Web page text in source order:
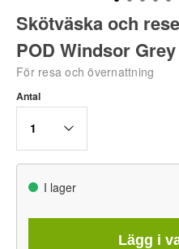
Skötväska och
POD Windsor Grey
För resa och övernattning
Antal
1
I lager
Lägg i